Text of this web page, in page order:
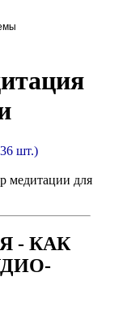
шт.)
медитации для
- КАК